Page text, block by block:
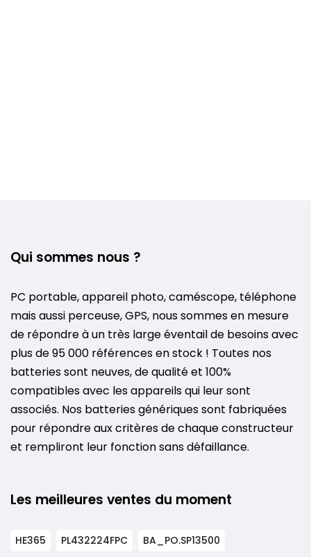
Qui sommes nous ?
PC portable, appareil photo, caméscope, téléphone
mais aussi perceuse, GPS, nous sommes en mesure
de répondre à un très large éventail de besoins avec
plus de 95 000 références en stock ! Toutes nos
batteries sont neuves, de qualité et 100%
compatibles avec les appareils qui leur sont
associés. Nos batteries génériques sont fabriquées
pour répondre aux critères de chaque constructeur
et rempliront leur fonction sans défaillance.
Les meilleures ventes du moment
HE365 PL432224FPC
BA_PO.SP13500